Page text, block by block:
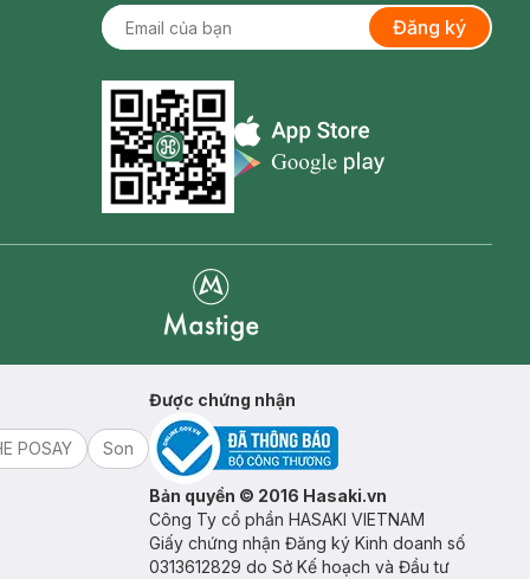
Đăng ký
Appstore icon
POSAY Son
Được chứng nhận
Bản quyền © 2016 Hasaki.vn
Công Ty cổ phần HASAKI VIETNAM
Giấy chứng nhận Đăng ký Kinh doanh số
0313612829 do Sở Kế hoạch và Đầu tư